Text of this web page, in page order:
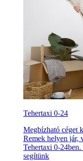
Tehertaxi 0-24
Megbízható céget
Remek helyen jár,
Tehertaxi 0-
segítünk